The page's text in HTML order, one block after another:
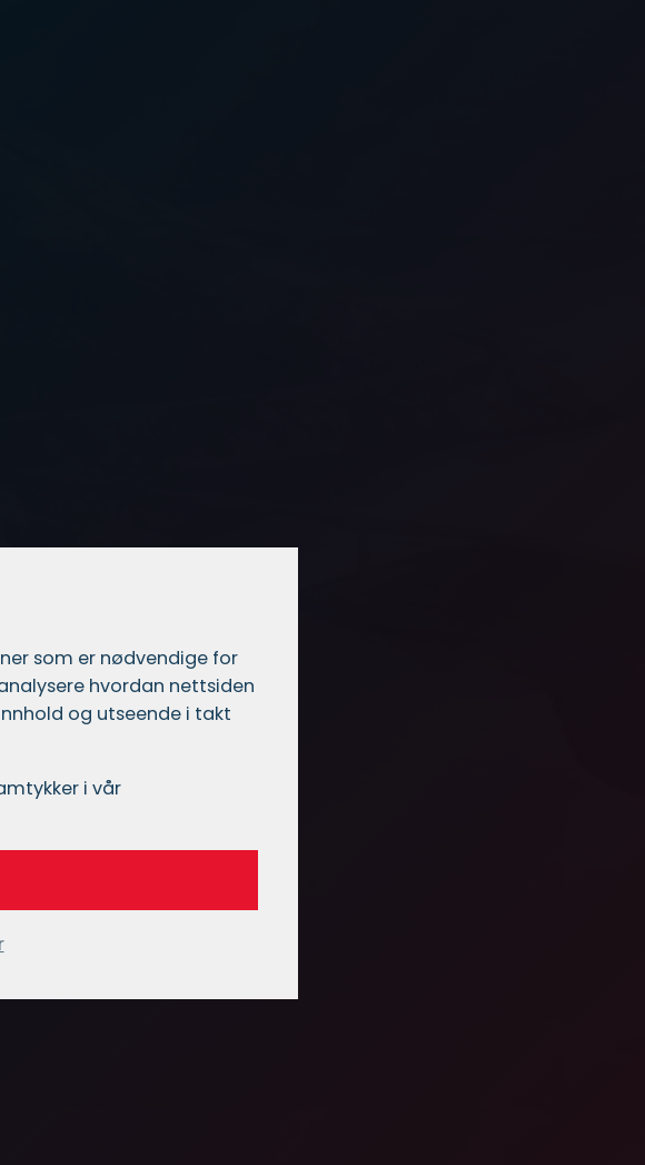
som er nødvendige for
hvordan nettsiden
og utseende i takt
i vår